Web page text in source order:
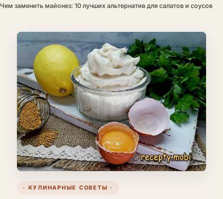
Чем заменить майонез: 10 лучших альтернатив для салатов и соусов
· КУЛИНАРНЫЕ СОВЕТЫ ·